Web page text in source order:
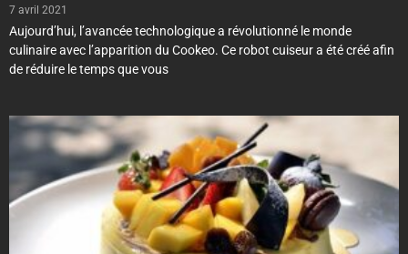
7 avril 2021
Aujourd’hui, l’avancée technologique a révolutionné le monde
culinaire avec l’apparition du Cookeo. Ce robot cuiseur a été créé afin
de réduire le temps que vous